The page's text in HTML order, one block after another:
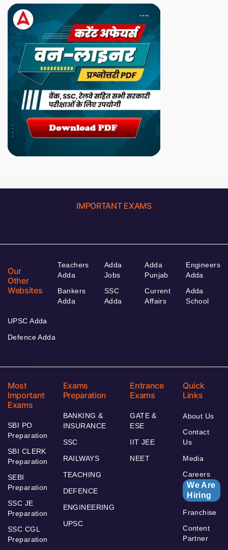
IMPORTANT EXAMS
Our
Other
Websites
Teachers
Adda
Bankers
Adda
Adda
Jobs
SSC
Adda
Adda
Punjab
Current
Affairs
Engineers
Adda
Adda
School
UPSC Adda
Defence Adda
Most
Important
Exams
SBI PO
Preparation
SBI CLERK
Preparation
SEBI
Preparation
SSC JE
Preparation
SSC CGL
Preparation
Exams
Preparation
BANKING &
INSURANCE
SSC
RAILWAYS
TEACHING
DEFENCE
ENGINEERING
UPSC
Entrance
Exams
GATE &
ESE
IIT JEE
NEET
Quick
Links
About Us
Contact
Us
Media
Careers
We Are
Hiring
Franchise
Content
Partner